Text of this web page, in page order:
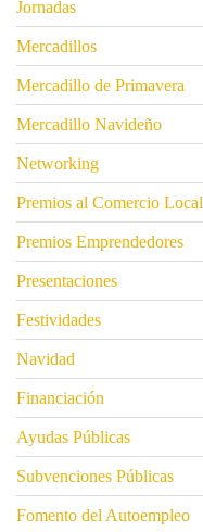
Jornadas
Mercadillos
Mercadillo de Primavera
Mercadillo Navideño
Networking
Premios al Comercio Local
Premios Emprendedores
Presentaciones
Festividades
Navidad
Financiación
Ayudas Públicas
Subvenciones Públicas
Fomento del Autoempleo